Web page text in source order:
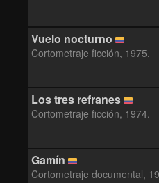
Vuelo nocturno
Cortometraje ficción, 1975.
Los tres refranes
Cortometraje ficción, 1974.
Gamín
Cortometraje documental,